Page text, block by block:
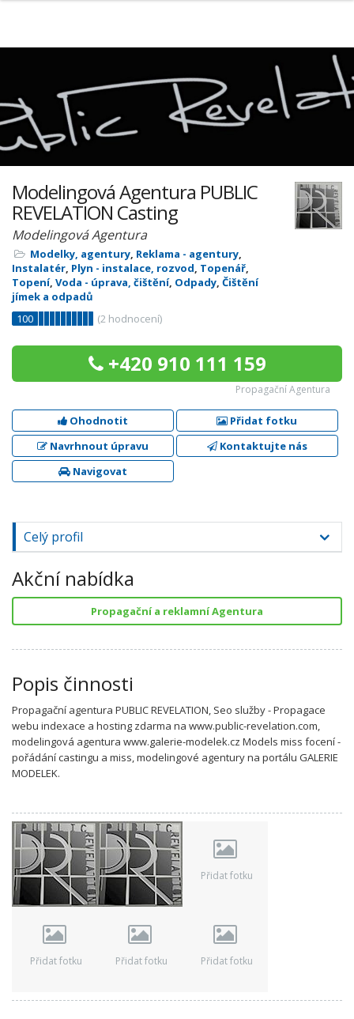
Modelingová Agentura PUBLIC
REVELATION Casting
Modelingová Agentura
Modelky, agentury, Reklama - agentury,
Instalatér, Plyn - instalace, rozvod, Topenář,
Topení, Voda - úprava, čištění, Odpady, Čištění
jímek a odpadů
100
(2 hodnocení)
+420 910 111 159
Propagační Agentura
Ohodnotit
Přidat fotku
Navrhnout úpravu
Kontaktujte nás
Navigovat
Celý profil
Akční nabídka
Propagační a reklamní Agentura
Popis činnosti
Propagační agentura PUBLIC REVELATION, Seo služby - Propagace
webu indexace a hosting zdarma na www.public-revelation.com,
modelingová agentura www.galerie-modelek.cz Models miss focení -
pořádání castingu a miss, modelingové agentury na portálu GALERIE
MODELEK.
Přidat fotku
Přidat fotku Přidat fotku Přidat fotku